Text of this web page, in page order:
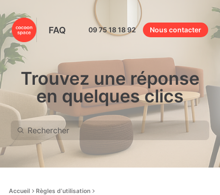
FAQ 09 75 18 18 92 Nous contacter
Trouvez une réponse
en quelques clics
Accueil Règles d’utilisation